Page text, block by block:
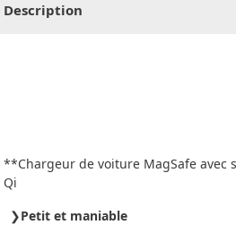
Description
**Chargeur de voiture MagSafe avec
Qi
Petit et maniable